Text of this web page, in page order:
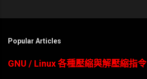
Popular Articles
GNU / Linux 各種壓縮與解壓縮指令